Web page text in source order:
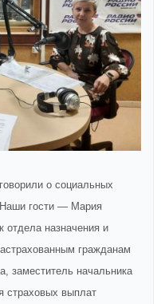
о социальных
гости — Мария
отдела назначения и
гражданам
заместитель начальника
страховых выплат